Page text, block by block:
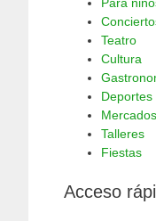
Teatro
Cultura
Deportes
Mercados
Talleres
Fiestas
Acceso